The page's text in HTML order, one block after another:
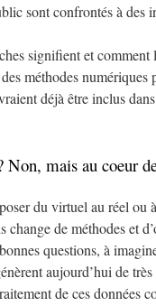
sont confrontés à
signifient et comment
méthodes
déjà être inclus
mais au coeur
du virtuel au réel ou
change de méthodes et
questions, à
aujourd’hui de
de ces données